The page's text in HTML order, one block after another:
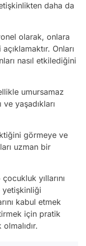
daha da
olarak, onlara
Onları
nasıl etkilediğini
umursamaz
yaşadıkları
görmeye ve
uzman bir
yıllarını
yetişkinliği
kabul etmek
için pratik